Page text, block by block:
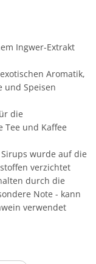
Ingwer-Extrakt
Aromatik,
und Speisen
die
Tee und Kaffee
wurde auf die
verzichtet
durch die
Note - kann
verwendet